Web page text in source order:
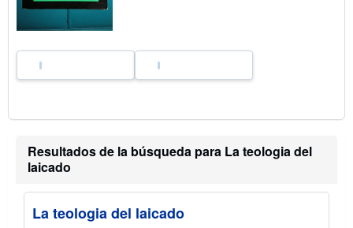
í
Resultados de la búsqueda para La teologia del
laicado
La teologia del laicado